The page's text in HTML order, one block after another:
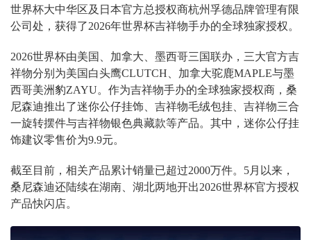
世界杯大中华区及日本官方总授权商杭州孚德品牌管理有限
公司处，获得了2026年世界杯吉祥物手办的全球独家授权。
2026世界杯由美国、加拿大、墨西哥三国联办，三大官方吉
祥物分别为美国白头鹰CLUTCH、加拿大驼鹿MAPLE与墨
西哥美洲豹ZAYU。作为吉祥物手办的全球独家授权商，桑
尼森迪推出了迷你公仔挂饰、吉祥物毛绒包挂、吉祥物三合
一旋转摆件与吉祥物银色典藏款等产品。其中，迷你公仔挂
饰建议零售价为9.9元。
截至目前，相关产品累计销量已超过2000万件。5月以来，
桑尼森迪还陆续在湖南、湖北两地开出2026世界杯官方授权
产品快闪店。